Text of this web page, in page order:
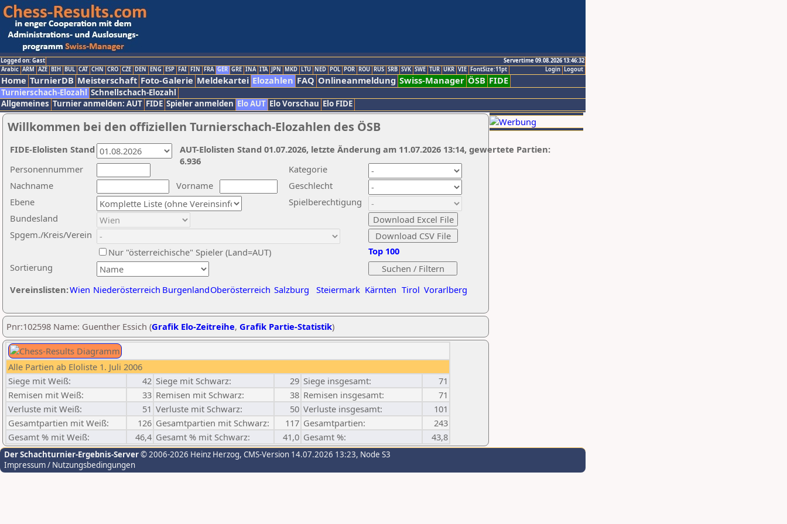
Logged on: Gast
Servertime 09.08.2026 13:46:32
Logout
Login
Arabic ARM AZE BIH BUL CAT CHN CRO CZE DEN ENG ESP FAI FIN FRA GER GRE INA ITA JPN MKD LTU NED POL POR ROU RUS SRB SVK SWE TUR UKR VIE FontSize:11pt
Home TurnierDB Meisterschaft Foto-Galerie Meldekartei Elozahlen FAQ Onlineanmeldung Swiss-Manager ÖSB FIDE
Turnierschach-Elozahl Schnellschach-Elozahl
Allgemeines Turnier anmelden: AUT FIDE Spieler anmelden Elo AUT Elo Vorschau Elo FIDE
Willkommen bei den offiziellen Turnierschach-Elozahlen des ÖSB
Nachname
Vorname
Ebene
Kategorie
Sortierung
Personennummer
Bundesland
Spgem./Kreis/Verein
Geschlecht
Nur "österreichische" Spieler (Land=AUT)
Spielberechtigung
Vereinslisten:Wien Niederösterreich BurgenlandOberösterreich Salzburg Steiermark Kärnten Tirol Vorarlberg
Top 100
AUT-Elolisten Stand 01.07.2026, letzte Änderung am 11.07.2026 13:14, gewertete Partien:
6.936
FIDE-Elolisten Stand
Pnr:102598 Name: Guenther Essich (Grafik Elo-Zeitreihe, Grafik Partie-Statistik)
Alle Partien ab Eloliste 1. Juli 2006
Siege mit Weiß:
42 Siege mit Schwarz: 29 Siege insgesamt:
71
Remisen mit Weiß:
33 Remisen mit Schwarz: 38 Remisen insgesamt:
71
Verluste mit Weiß:
51 Verluste mit Schwarz: 50 Verluste insgesamt:
101
Gesamtpartien mit Weiß:
126 Gesamtpartien mit Schwarz: 117 Gesamtpartien:
243
Gesamt % mit Weiß:
46,4 Gesamt % mit Schwarz: 41,0 Gesamt %: 43,8
Der Schachturnier-Ergebnis-Server© 2006-2026 Heinz Herzog, CMS-Version 14.07.2026 13:23, Node S3
Impressum / Nutzungsbedingungen